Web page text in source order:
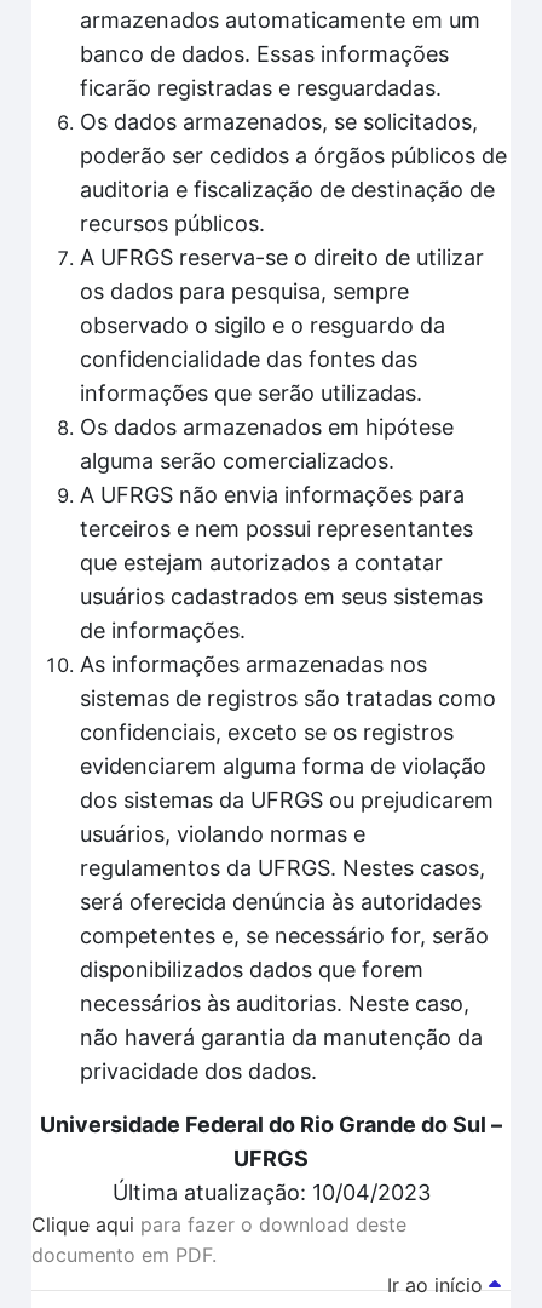
armazenados automaticamente em um
banco de dados. Essas informações
ficarão registradas e resguardadas.
Os dados armazenados, se solicitados,
poderão ser cedidos a órgãos públicos de
auditoria e fiscalização de destinação de
recursos públicos.
A UFRGS reserva-se o direito de utilizar
os dados para pesquisa, sempre
observado o sigilo e o resguardo da
confidencialidade das fontes das
informações que serão utilizadas.
Os dados armazenados em hipótese
alguma serão comercializados.
A UFRGS não envia informações para
terceiros e nem possui representantes
que estejam autorizados a contatar
usuários cadastrados em seus sistemas
de informações.
As informações armazenadas nos
sistemas de registros são tratadas como
confidenciais, exceto se os registros
evidenciarem alguma forma de violação
dos sistemas da UFRGS ou prejudicarem
usuários, violando normas e
regulamentos da UFRGS. Nestes casos,
será oferecida denúncia às autoridades
competentes e, se necessário for, serão
disponibilizados dados que forem
necessários às auditorias. Neste caso,
não haverá garantia da manutenção da
privacidade dos dados.
Universidade Federal do Rio Grande do Sul –
UFRGS
Última atualização: 10/04/2023
Clique aqui para fazer o download deste
documento em PDF.
Ir ao início